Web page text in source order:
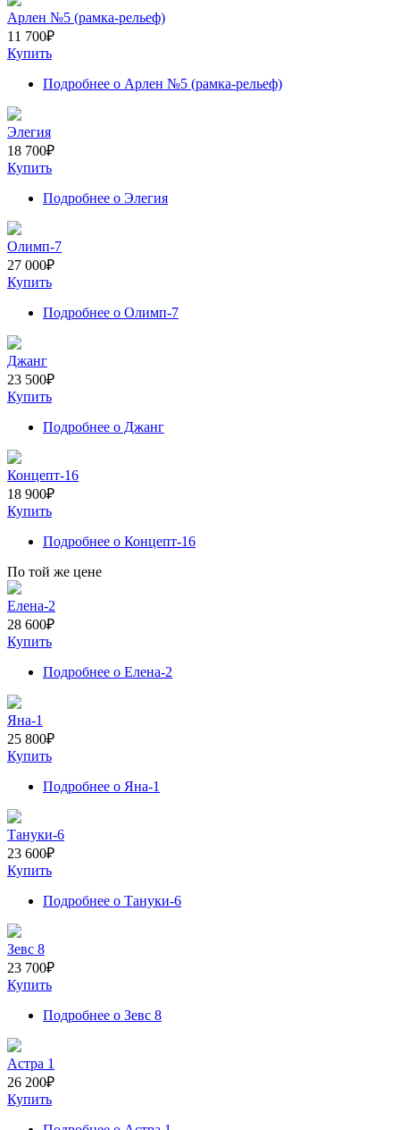
Арлен №5 (рамка-рельеф)
11 700₽
Купить
Подробнее о Арлен №5 (рамка-рельеф)
Элегия
18 700₽
Купить
Подробнее о Элегия
Олимп-7
27 000₽
Купить
Подробнее о Олимп-7
Джанг
23 500₽
Купить
Подробнее о Джанг
Концепт-16
18 900₽
Купить
Подробнее о Концепт-16
По той же цене
Елена-2
28 600₽
Купить
Подробнее о Елена-2
Яна-1
25 800₽
Купить
Подробнее о Яна-1
Тануки-6
23 600₽
Купить
Подробнее о Тануки-6
Зевс 8
23 700₽
Купить
Подробнее о Зевс 8
Астра 1
26 200₽
Купить